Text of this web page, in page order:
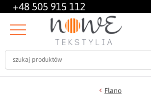
+48 505 915 112
Flano